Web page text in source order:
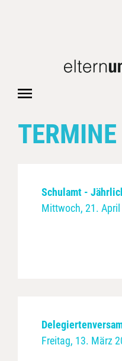
TERMINE
Schulamt -
Mittwoch, 21.
Freitag, 13. März